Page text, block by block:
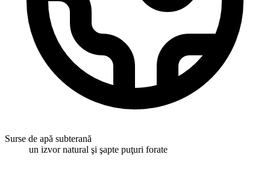
Surse de apă subterană
un izvor natural şi şapte puţuri forate